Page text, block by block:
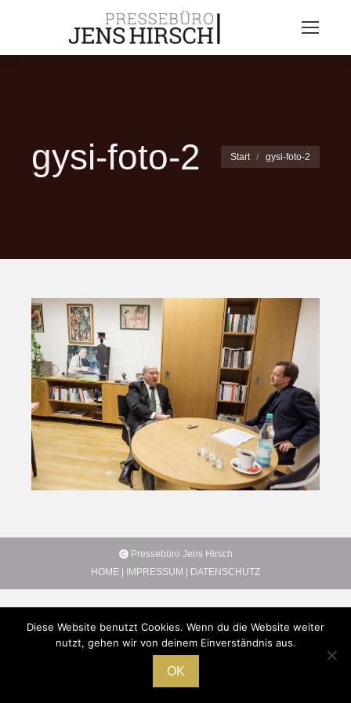
gysi-foto-2 Sie befinden sich hier:
Start gysi-foto-2
Pressebüro Jens Hirsch
HOME
IMPRESSUM DATENSCHUTZ
Diese Website benutzt Cookies. Wenn du die Website weiter
nutzt, gehen wir von deinem Einverständnis aus.
OK